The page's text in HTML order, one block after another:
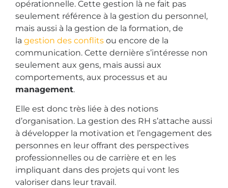
opérationnelle. Cette gestion là ne fait pas
seulement référence à la gestion du personnel,
mais aussi à la gestion de la formation, de
la gestion des conflits ou encore de la
communication. Cette dernière s’intéresse non
seulement aux gens, mais aussi aux
comportements, aux processus et au
management.
Elle est donc très liée à des notions
d’organisation. La gestion des RH s’attache aussi
à développer la motivation et l’engagement des
personnes en leur offrant des perspectives
professionnelles ou de carrière et en les
impliquant dans des projets qui vont les
valoriser dans leur travail.